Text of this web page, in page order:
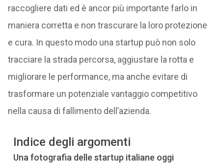
raccogliere dati ed è ancor più importante farlo in
maniera corretta e non trascurare la loro protezione
e cura. In questo modo una startup può non solo
tracciare la strada percorsa, aggiustare la rotta e
migliorare le performance, ma anche evitare di
trasformare un potenziale vantaggio competitivo
nella causa di fallimento dell’azienda.
Indice degli argomenti
Una fotografia delle startup italiane oggi